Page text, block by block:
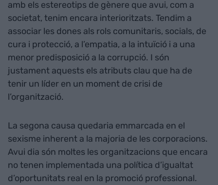
amb els estereotips de gènere que avui, com a
societat, tenim encara interioritzats. Tendim a
associar les dones als rols comunitaris, socials, de
cura i protecció, a l’empatia, a la intuïció i a una
menor predisposició a la corrupció. I són
justament aquests els atributs clau que ha de
tenir un líder en un moment de crisi de
l’organització.
La segona causa quedaria emmarcada en el
sexisme inherent a la majoria de les corporacions.
Avui dia són moltes les organitzacions que encara
no tenen implementada una política d’igualtat
d’oportunitats real en la promoció professional.